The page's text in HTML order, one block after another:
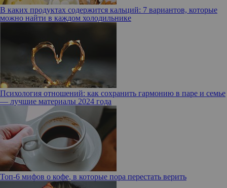
В каких продуктах содержится кальций: 7 вариантов, которые
можно найти в каждом холодильнике
Психология отношений: как сохранить гармонию в паре и семье
— лучшие материалы 2024 года
Топ-6 мифов о кофе, в которые пора перестать верить